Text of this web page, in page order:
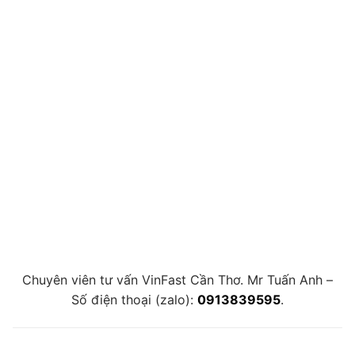
Chuyên viên tư vấn VinFast Cần Thơ. Mr Tuấn Anh –
Số điện thoại (zalo): 0913839595.